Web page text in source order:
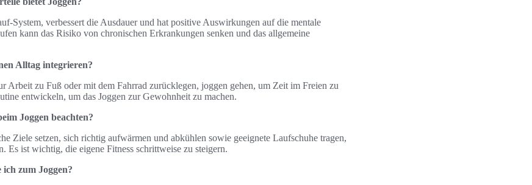
System, verbessert die Ausdauer und hat positive Auswirkungen auf die mentale
kann das Risiko von chronischen Erkrankungen senken und das allgemeine
Alltag integrieren?
Arbeit zu Fuß oder mit dem Fahrrad zurücklegen, joggen gehen, um Zeit im Freien zu
entwickeln, um das Joggen zur Gewohnheit zu machen.
Joggen beachten?
Ziele setzen, sich richtig aufwärmen und abkühlen sowie geeignete Laufschuhe tragen,
Es ist wichtig, die eigene Fitness schrittweise zu steigern.
zum Joggen?